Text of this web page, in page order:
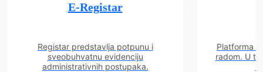
E-Registar
Registar predstavlja potpunu i
sveobuhvatnu evidenciju
administrativnih postupaka.
Platforma
radom. U